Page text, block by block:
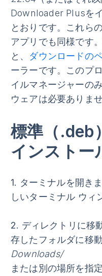
Downloader Plusを
とおりです。これら
アプリでも同様です
と、 ダウンロードの
ーラーです。このプ
イルマネージャーの
ウェアは必要ありませ
標準（.deb
インストー
1. ターミナルを開き
しいターミナル ウィ
2. ディレクトリに移
存したフォルダに移
Downloads/
または別の場所を指